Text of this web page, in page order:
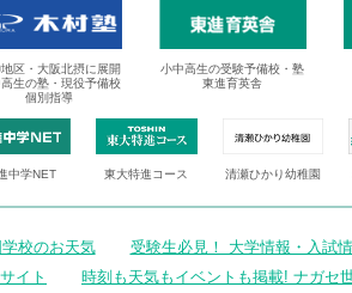
区・大阪北摂に展開
生の塾・現役予備校
個別指導
小中高生の受験予備校・塾
東進育英舎
中学NET 東大特進コース 清瀬ひかり幼稚園
校のお天気
受験生必見！ 大学情報・入試
イト 時刻も天気もイベントも掲載! ナガセ